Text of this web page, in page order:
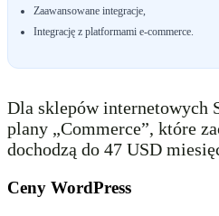
Zaawansowane integracje,
Integrację z platformami e-commerce.
Dla sklepów internetowych
plany „Commerce”, które
dochodzą do 47 USD
Ceny WordPress